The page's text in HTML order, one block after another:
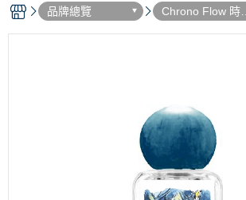
品牌總覽
Chrono Flow 時序
集